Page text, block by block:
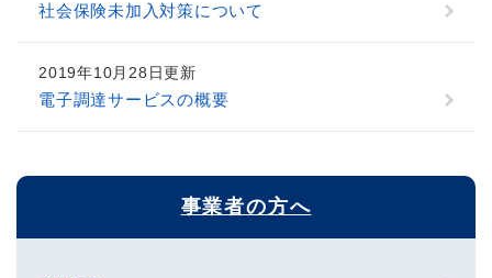
社会保険未加入対策について
2019年10月28日更新
電子調達サービスの概要
事業者の方へ